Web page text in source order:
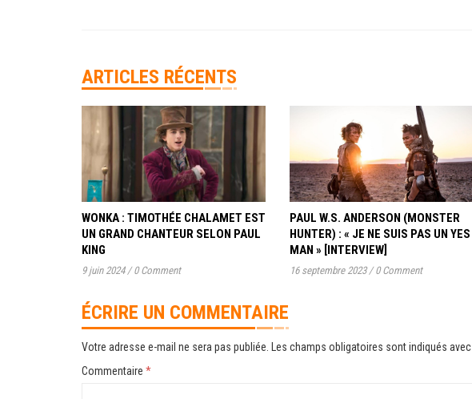
ARTICLES RÉCENTS
WONKA : TIMOTHÉE CHALAMET EST
UN GRAND CHANTEUR SELON PAUL
KING
9 juin 2024 / 0 Comment
PAUL W.S. ANDERSON (MONSTER
HUNTER) : « JE NE SUIS PAS UN YES
MAN » [INTERVIEW]
16 septembre 2023 / 0 Comment
ÉCRIRE UN COMMENTAIRE
Votre adresse e-mail ne sera pas publiée. Les champs obligatoires sont indiqués avec
Commentaire *